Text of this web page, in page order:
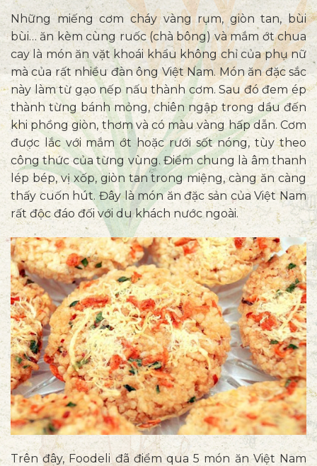
Những miếng cơm cháy vàng rụm, giòn tan, bùi
bùi… ăn kèm cùng ruốc (chà bông) và mắm ớt chua
cay là món ăn vặt khoái khẩu không chỉ của phụ nữ
mà của rất nhiều đàn ông Việt Nam. Món ăn đặc sắc
này làm từ gạo nếp nấu thành cơm. Sau đó đem ép
thành từng bánh mỏng, chiên ngập trong dầu đến
khi phồng giòn, thơm và có màu vàng hấp dẫn. Cơm
được lắc với mắm ớt hoặc rưới sốt nóng, tùy theo
công thức của từng vùng. Điểm chung là âm thanh
lép bép, vị xốp, giòn tan trong miệng, càng ăn càng
thấy cuốn hút. Đây là món ăn đặc sản của Việt Nam
rất độc đáo đối với du khách nước ngoài.
Trên đây, Foodeli đã điểm qua 5 món ăn Việt Nam